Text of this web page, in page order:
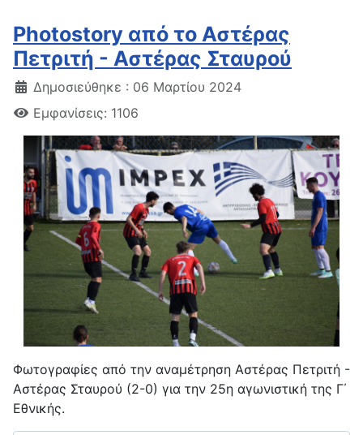
Photostory από το Αστέρας
Πετριτή - Αστέρας Σταυρού
Δημοσιεύθηκε : 06 Μαρτίου 2024
Εμφανίσεις: 1106
Φωτογραφίες από την αναμέτρηση Αστέρας Πετριτή -
Αστέρας Σταυρού (2-0) για την 25η αγωνιστική της Γ΄
Εθνικής.